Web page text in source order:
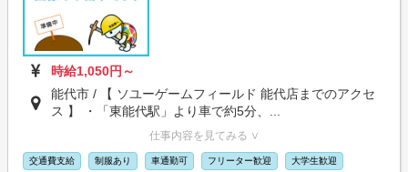
時給1,050円～
能代市 / 【 ソユーゲームフィールド 能代店までのアクセ
ス 】 ・「東能代駅」より車で約5分、...
仕事内容を見てみる ∨
交通費支給 制服あり 車通勤可 フリーター歓迎 大学生歓迎